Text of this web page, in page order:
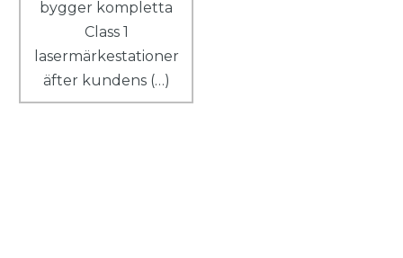
bygger kompletta
Class 1
lasermärkestationer
äfter kundens (…)